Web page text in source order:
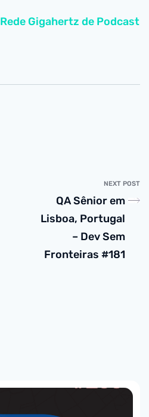
Rede Gigahertz de Podcast
NEXT POST
QA Sênior em
Lisboa, Portugal
– Dev Sem
Fronteiras #181